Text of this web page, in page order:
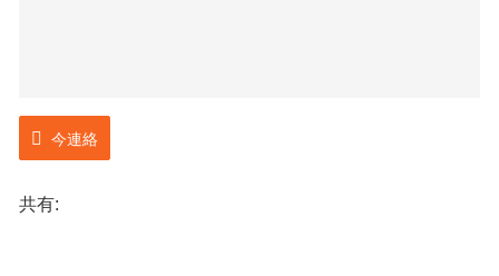
今連絡
共有: